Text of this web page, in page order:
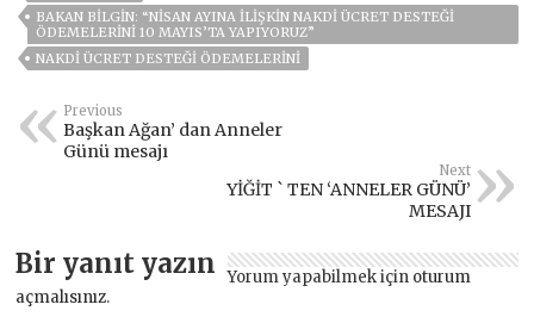
BAKAN BILGIN: “NISAN AYINA İLIŞKIN NAKDI ÜCRET DESTEĞI
ÖDEMELERINI 10 MAYIS’TA YAPIYORUZ”
NAKDI ÜCRET DESTEĞI ÖDEMELERINI
Previous
Başkan Ağan’ dan Anneler
Günü mesajı
Next
YİĞİT ` TEN ‘ANNELER GÜNÜ’
MESAJI
Bir yanıt yazın Yorum yapabilmek için oturum
açmalısınız.